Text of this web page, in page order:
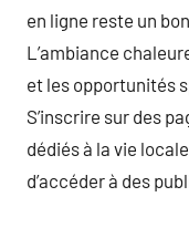
en ligne reste un
L’ambiance
et les opportunités
S’inscrire sur des
dédiés à la vie
d’accéder à des